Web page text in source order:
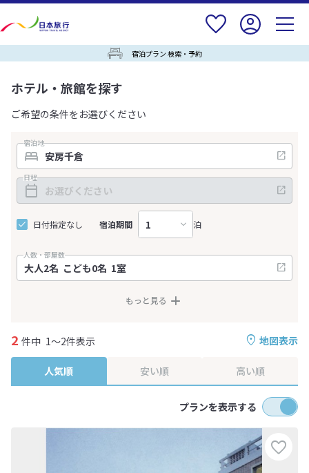
宿泊プラン 検索・予約
ホテル・旅館を探す
ご希望の条件をお選びください
宿泊地
日程
日付指定なし 宿泊期間 泊
人数・部屋数
もっと見る
地図表示
2 件中 1～2件表示
人気順 安い順 高い順
プランを表示する